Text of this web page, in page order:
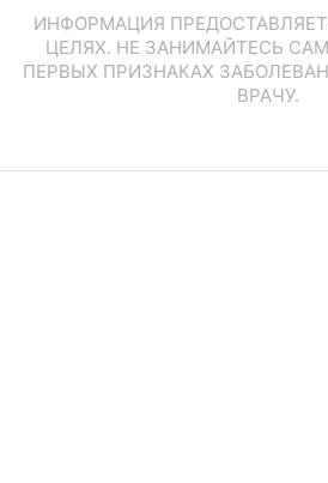
ИНФОРМАЦИЯ
ЦЕЛЯХ. НЕ ЗАНИМАЙТЕСЬ
ПЕРВЫХ ПРИЗНАКАХ
ВРАЧУ.